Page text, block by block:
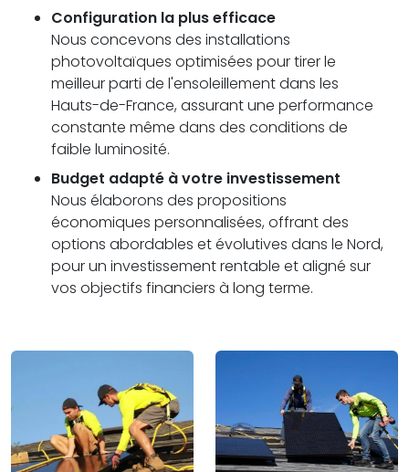
Configuration la plus efficace
Nous concevons des installations
photovoltaïques optimisées pour tirer le
meilleur parti de l'ensoleillement dans les
Hauts-de-France, assurant une performance
constante même dans des conditions de
faible luminosité.
Budget adapté à votre investissement
Nous élaborons des propositions
économiques personnalisées, offrant des
options abordables et évolutives dans le Nord,
pour un investissement rentable et aligné sur
vos objectifs financiers à long terme.